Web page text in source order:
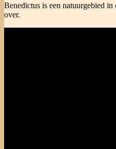
Benedictus is een natuurgebied
over.